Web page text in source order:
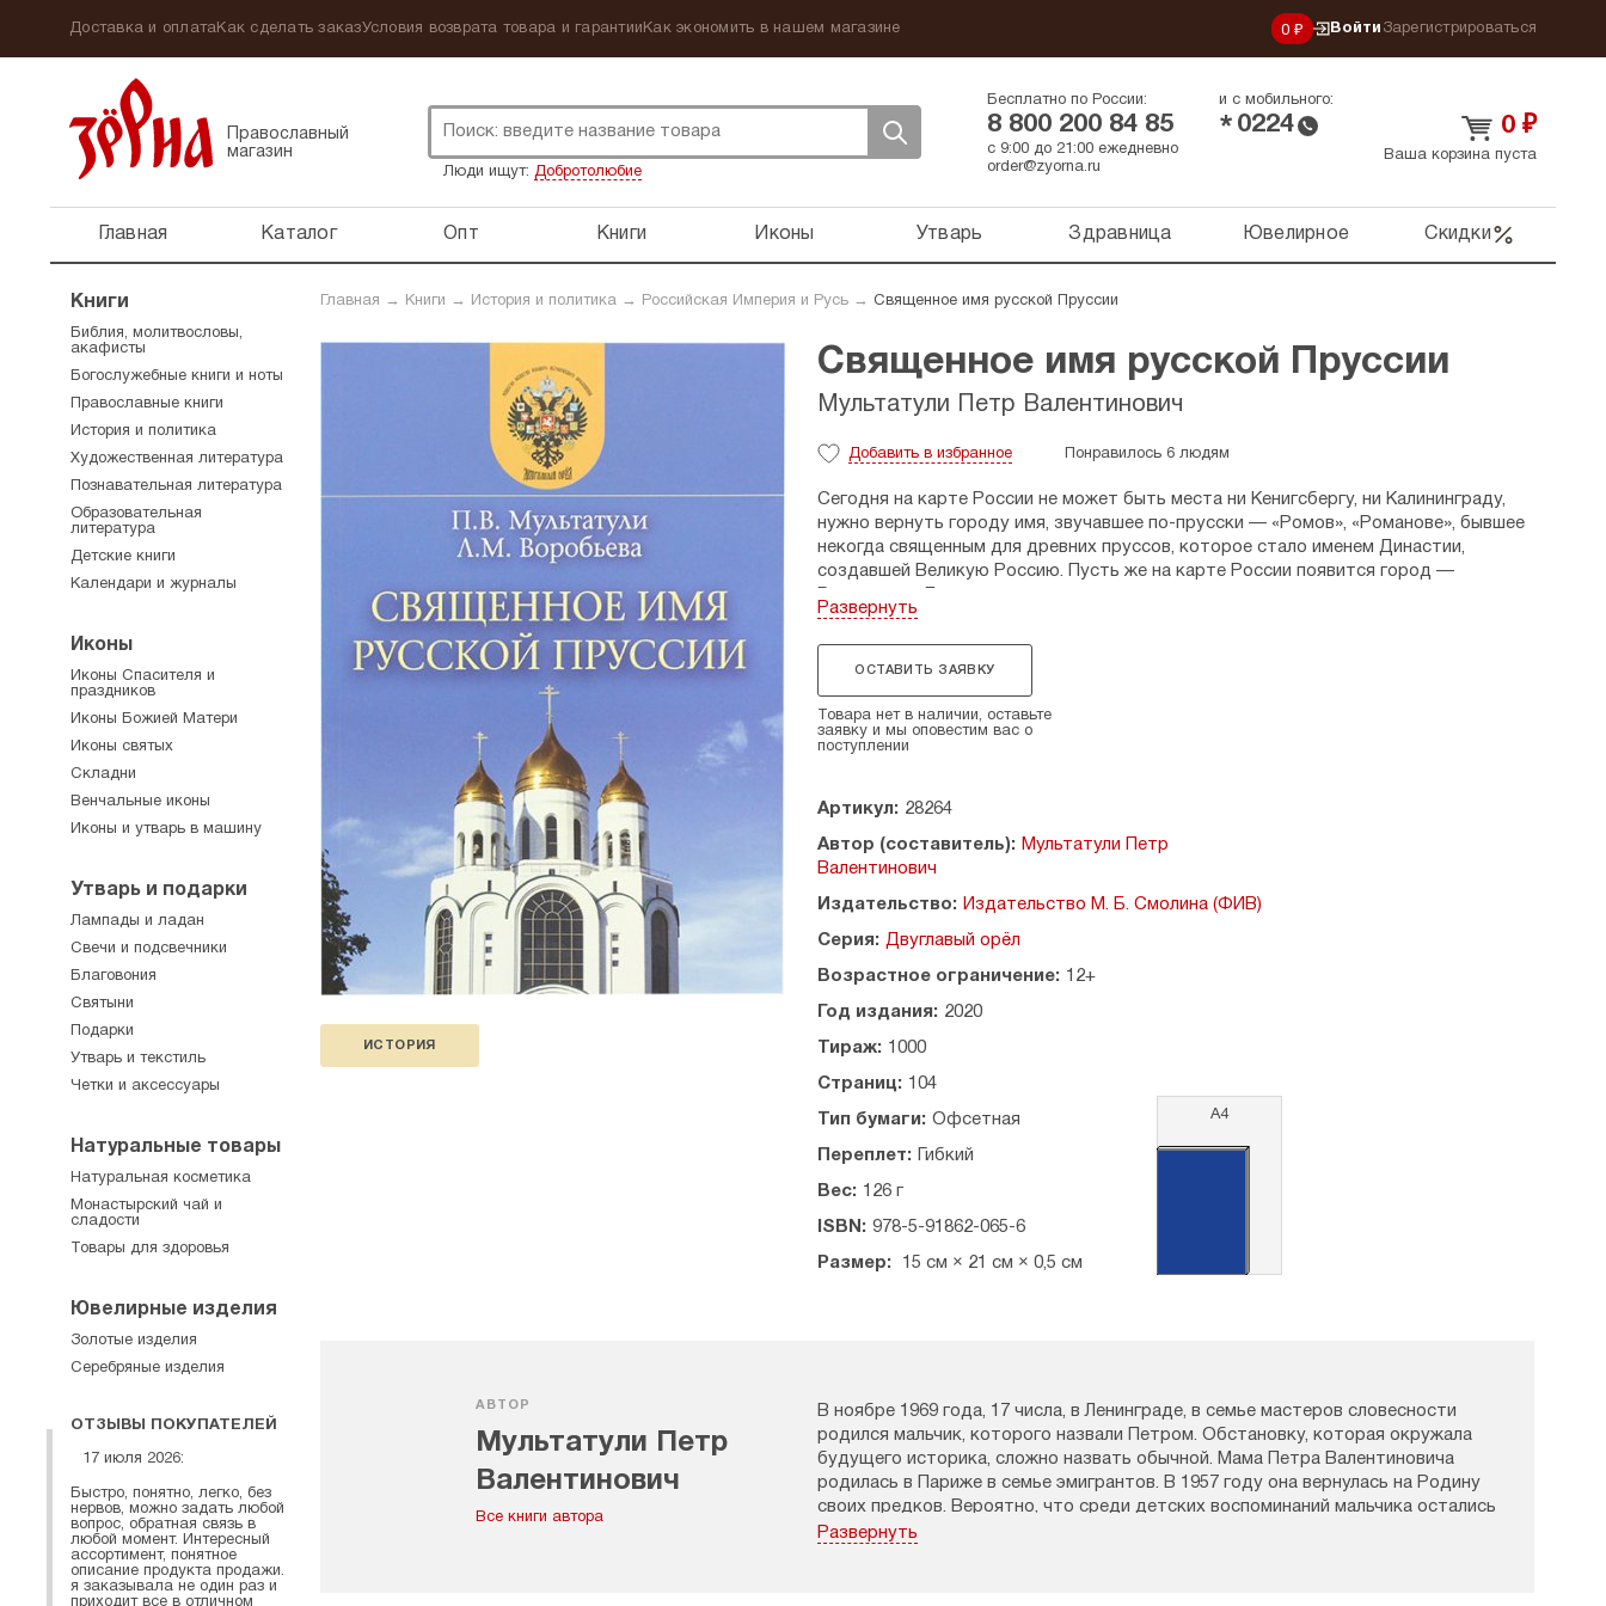
Доставка и оплатаКак сделать заказУсловия возврата товара и гарантии Как экономить в нашем магазине 0 ₽ Войти Зарегистрироваться
Православный
магазин
Люди ищут: Добротолюбие
Бесплатно по России:
8 800 200 84 85
и с мобильного:
* 0224
с 9:00 до 21:00 ежедневно
order@zyorna.ru
0 ₽
Ваша корзина пуста
Главная Каталог Опт Книги Иконы Утварь Здравница Ювелирное Скидки
Главная → Книги → История и политика → Российская Империя и Русь → Священное имя русской Пруссии
ИСТОРИЯ
Священное имя русской Пруссии
Мультатули Петр Валентинович
Добавить в избранное Понравилось 6 людям
Сегодня на карте России не может быть места ни Кенигсбергу, ни Калининграду,
нужно вернуть городу имя, звучавшее по-прусски — «Ромов», «Романове», бывшее
некогда священным для древних пруссов, которое стало именем Династии,
создавшей Великую Россию. Пусть же на карте России появится город —
Развернуть
ОСТАВИТЬ ЗАЯВКУ
Товара нет в наличии, оставьте
заявку и мы оповестим вас о
поступлении
Артикул: 28264
Автор (составитель): Мультатули Петр
Валентинович
Издательство: Издательство М. Б. Смолина (ФИВ)
Серия: Двуглавый орёл
Возрастное ограничение: 12+
Год издания: 2020
Тираж: 1000
Страниц: 104
Тип бумаги: Офсетная
Переплет: Гибкий
Вес: 126 г
ISBN: 978-5-91862-065-6
Размер: 15 см × 21 см × 0,5 см
А4
АВТОР
Мультатули Петр
Валентинович
Все книги автора
В ноябре 1969 года, 17 числа, в Ленинграде, в семье мастеров словесности
родился мальчик, которого назвали Петром. Обстановку, которая окружала
будущего историка, сложно назвать обычной. Мама Петра Валентиновича
родилась в Париже в семье эмигрантов. В 1957 году она вернулась на Родину
своих предков. Вероятно, что среди детских воспоминаний мальчика остались
рассказы мамы о судьбе их рода, о жизни далеко от России. Родители Петра
Развернуть
Книги
Библия, молитвословы,
акафисты
Богослужебные книги и ноты
Православные книги
История и политика
Художественная литература
Познавательная литература
Образовательная
литература
Детские книги
Календари и журналы
Иконы
Иконы Спасителя и
праздников
Иконы Божией Матери
Иконы святых
Складни
Венчальные иконы
Иконы и утварь в машину
Утварь и подарки
Лампады и ладан
Свечи и подсвечники
Благовония
Святыни
Подарки
Утварь и текстиль
Четки и аксессуары
Натуральные товары
Натуральная косметика
Монастырский чай и
сладости
Товары для здоровья
Ювелирные изделия
Золотые изделия
Серебряные изделия
ОТЗЫВЫ ПОКУПАТЕЛЕЙ
17 июля 2026:
Быстро, понятно, легко, без
нервов, можно задать любой
вопрос, обратная связь в
любой момент. Интересный
ассортимент, понятное
описание продукта продажи.
я заказывала не один раз и
приходит все в отличном